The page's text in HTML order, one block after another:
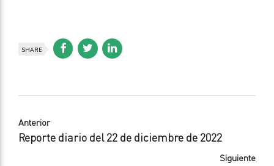
SHARE
Anterior
Reporte diario del 22 de diciembre de 2022
Siguiente